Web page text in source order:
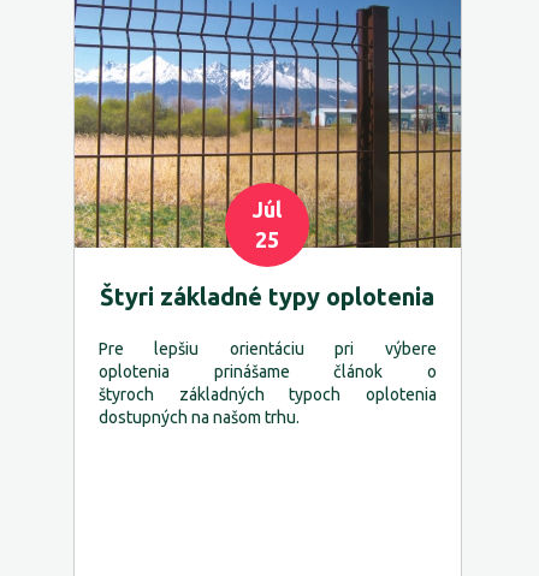
Štyri základné typy oplotenia
Pre lepšiu orientáciu pri výbere
oplotenia prinášame článok o
štyroch základných typoch oplotenia
dostupných na našom trhu.
Júl
25